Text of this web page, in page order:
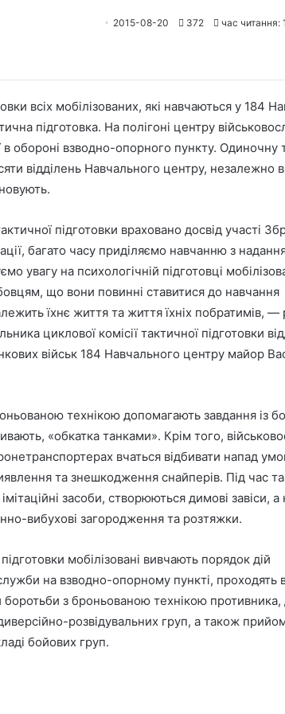
2015-08-20 372 час читання:
всіх мобілізованих, які навчаються у 184
підготовка. На полігоні центру
в обороні взводно-опорного пункту. Одиночну
відділень Навчального центру, незалежно
підготовки враховано досвід участі
багато часу приділяємо навчанню з
увагу на психологічній підготовці
що вони повинні ставитися до навчання
їхнє життя та життя їхніх побратимів, —
циклової комісії тактичної підготовки
військ 184 Навчального центру майор
технікою допомагають завдання із
«обкатка танками». Крім того,
вчаться відбивати напад
та знешкодження снайперів. Під час
засоби, створюються димові завіси,
вибухові загородження та розтяжки.
мобілізовані вивчають порядок дій
на взводно-опорному пункті, проходять
з броньованою технікою противника,
розвідувальних груп, а також
бойових груп.